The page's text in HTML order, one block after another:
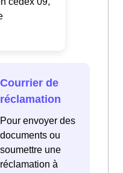
Courrier de
réclamation
Pour envoyer des
documents ou
soumettre une
réclamation à